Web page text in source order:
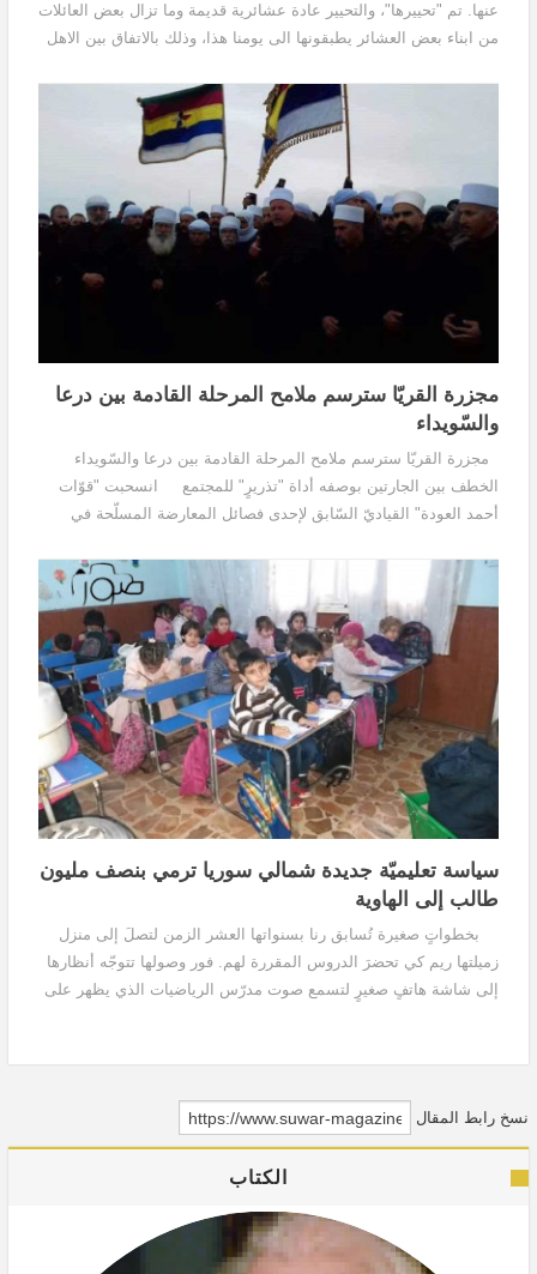
عنها. تم "تحييرها"، والتحيير عادة عشائرية قديمة وما تزال بعض العائلات
من ابناء بعض العشائر يطبقونها الى يومنا هذا، وذلك بالاتفاق بين الاهل
مجزرة القريّا سترسم ملامح المرحلة القادمة بين درعا
والسّويداء
مجزرة القريّا سترسم ملامح المرحلة القادمة بين درعا والسّويداء
الخطف بين الجارتين بوصفه أداة "تذريرٍ" للمجتمع انسحبت "قوّات
أحمد العودة" القياديّ السّابق لإحدى فصائل المعارضة المسلّحة في
سياسة تعليميّة جديدة شمالي سوريا ترمي بنصف مليون
طالب إلى الهاوية
بخطواتٍ صغيرة تُسابق رنا بسنواتها العشر الزمن لتصلَ إلى منزل
زميلتها ريم كي تحضرَ الدروس المقررة لهم. فور وصولها تتوجّه أنظارها
إلى شاشة هاتفٍ صغيرٍ لتسمع صوت مدرّس الرياضيات الذي يظهر على
نسخ رابط المقال
الكتاب